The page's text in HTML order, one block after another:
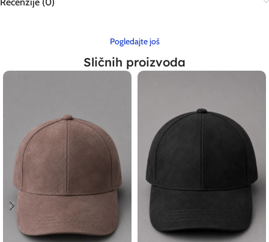
Recenzije (0)
Pogledajte još
Sličnih proizvoda